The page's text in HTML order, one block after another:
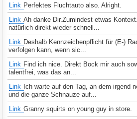
Link Perfektes Fluchtauto also. Alright.
Link Ah danke Dir.Zumindest etwas
natürlich direkt wieder schnell...
Link Deshalb Kennzeichenpflicht für (E-)
verfolgen kann, wenn sic...
Link Find ich nice. Direkt Bock mir auch
talentfrei, was das an...
Link Ich warte auf den Tag, an dem irgend
und die ganze Schnauze auf...
Link Granny squirts on young guy in store.